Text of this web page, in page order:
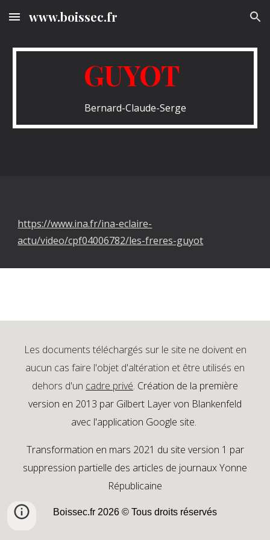
Skip to main content Skip to navigation
www.boissec.fr
GUYOT
Bernard-Claude-Serge
https://www.ina.fr/ina-eclaire-
actu/video/cpf04006782/les-freres-guyot
Les documents téléchargés sur le site ne doivent en
aucun cas faire l'objet d'altération et être utilisés en
dehors d'un cadre privé. Création de la première
version en 2013 par Gilbert Layer von Blankenfeld
avec l'application Google site.
Transformation en mars 2021 du site version 1 par
suppression partielle des articles de journaux Yonne
Républicaine
Boissec.fr 2026 © Tous droits réservés